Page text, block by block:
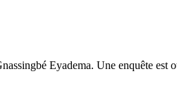
Eyadema. Une enquête est